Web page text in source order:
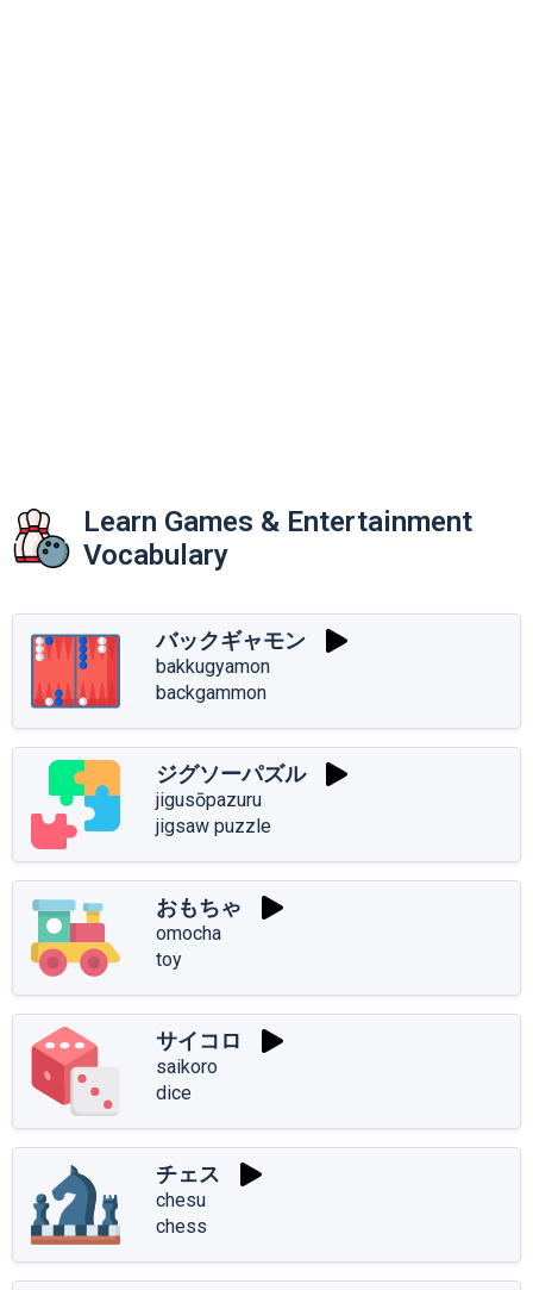
Learn Games & Entertainment
Vocabulary
バックギャモン
bakkugyamon
backgammon
ジグソーパズル
jigusōpazuru
jigsaw puzzle
おもちゃ
omocha
toy
サイコロ
saikoro
dice
チェス
chesu
chess